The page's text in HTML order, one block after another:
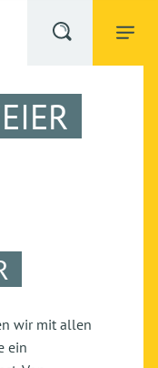
wir mit allen
ein